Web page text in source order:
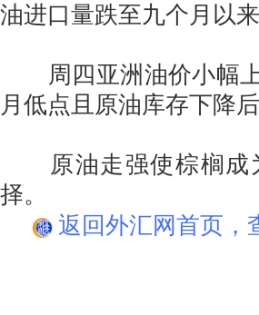
油进口量跌至九个月以
周四亚洲油价小幅上
月低点且原油库存下降
原油走强使棕榈成
择。
返回外汇网首页，